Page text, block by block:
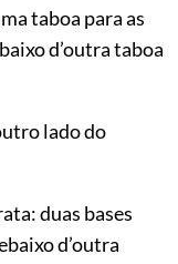
taboa para as
d’outra taboa
lado do
duas bases
d’outra